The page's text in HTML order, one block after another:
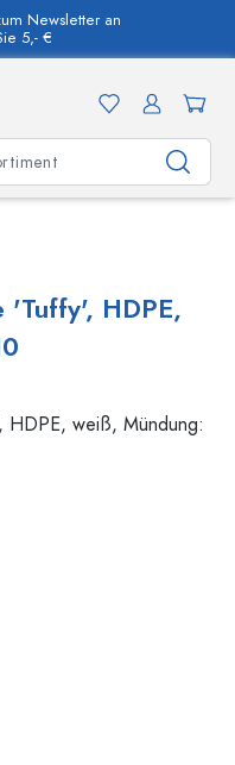
Newsletter an
5,- €
'Tuffy', HDPE,